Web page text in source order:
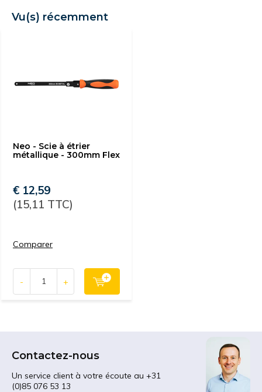
Vu(s) récemment
Neo - Scie à étrier
métallique - 300mm Flex
€ 12,59
(15,11 TTC)
Comparer
- +
Contactez-nous
Un service client à votre écoute au +31
(0)85 076 53 13